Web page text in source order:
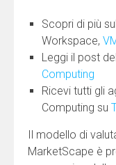
Scopri di più
Workspace,
Leggi il post
Computing
Ricevi tutti gli
Computing su
Il modello di
MarketScape è